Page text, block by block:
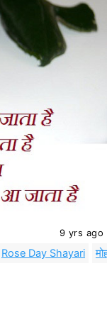
9 yrs ago
Rose Day Shayari